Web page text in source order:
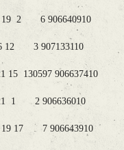
19 2 6 906640910
12 3 907133110
130597 906637410
1 2 906636010
17 7 906643910